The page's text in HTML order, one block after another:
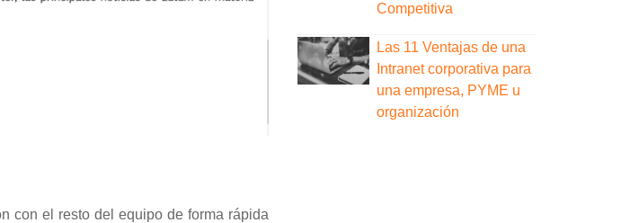
con el resto del equipo de forma rápida
Competitiva
Las 11 Ventajas de una
Intranet corporativa para
una empresa, PYME u
organización